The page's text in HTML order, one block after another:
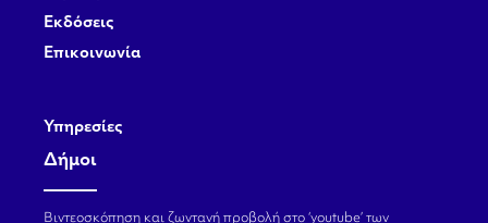
Εκδόσεις
Επικοινωνία
Υπηρεσίες
Δήμοι
Βιντεοσκόπηση και ζωντανή προβολή στο ‘youtube’ των